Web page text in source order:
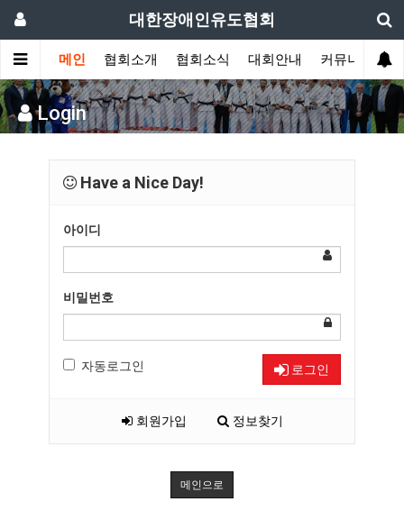
대한장애인유도협회
메인 협회소개 협회소식 대회안내 커뮤니티
Login
Have a Nice Day!
아이디
비밀번호
자동로그인 로그인
회원가입 정보찾기
메인으로